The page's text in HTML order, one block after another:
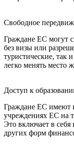
Свободное
Граждане ЕС могут
без визы или
туристические, так
легко менять место
Доступ к
Граждане ЕС имеют
учреждениях ЕС на
Это включает в
других форм